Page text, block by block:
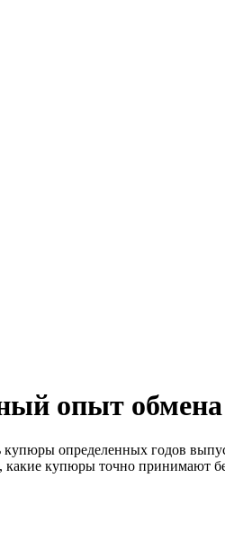
опыт обмена
купюры определенных годов
какие купюры точно принимают